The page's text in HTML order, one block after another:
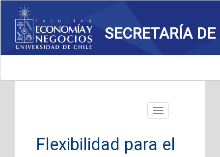
SECRETARÍA
Toggle
Flexibilidad para el